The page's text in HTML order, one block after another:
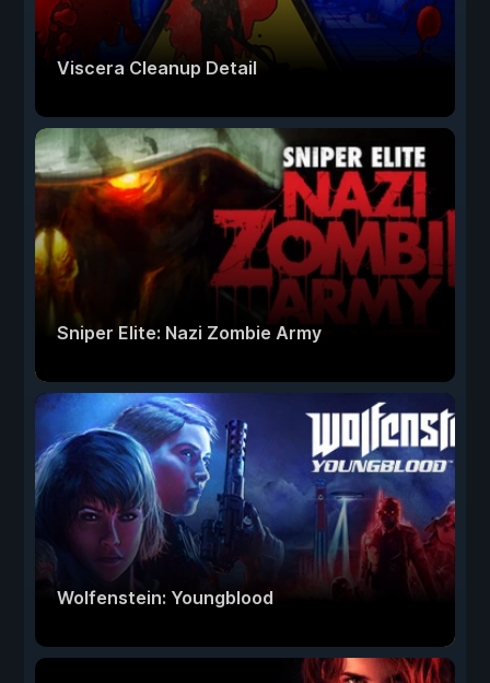
Viscera Cleanup Detail
Sniper Elite: Nazi Zombie Army
Wolfenstein: Youngblood